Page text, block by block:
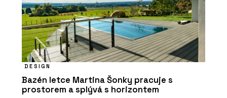
DESIGN
Bazén letce Martina Šonky pracuje s
prostorem a splývá s horizontem